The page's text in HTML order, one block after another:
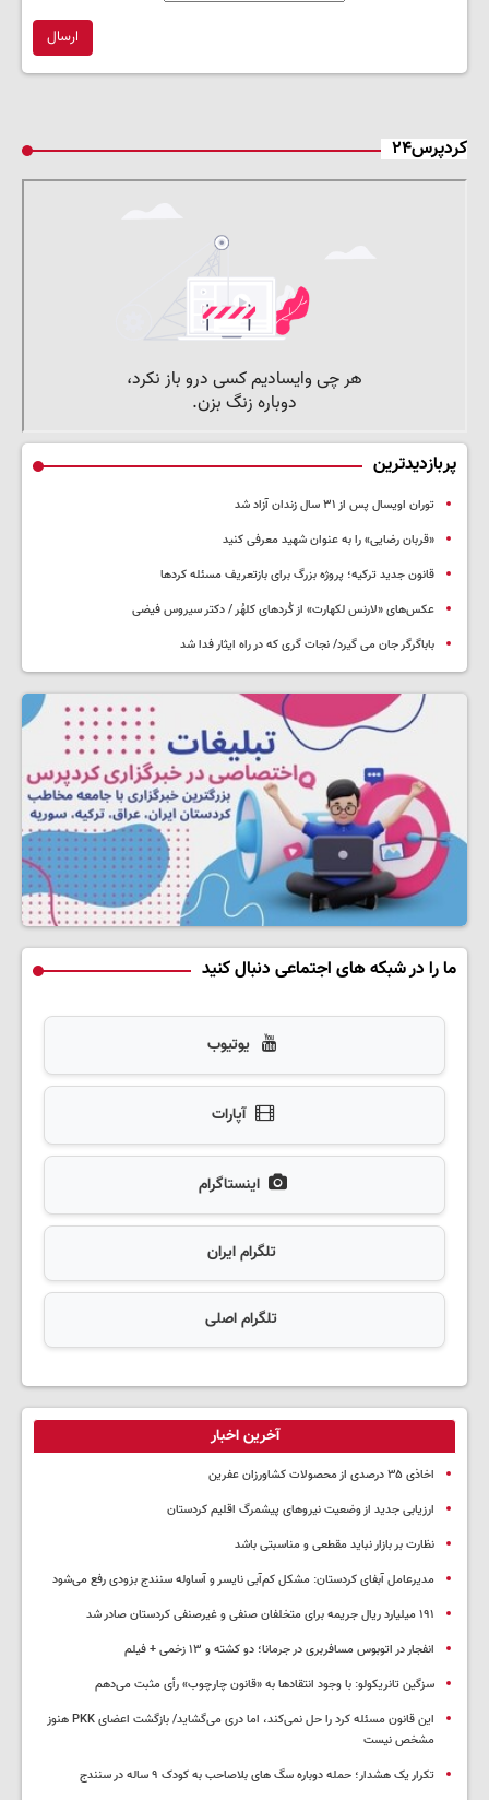
ارسال
کردپرس۲۴
پربازدیدترین
توران اویسال پس از ۳۱ سال زندان آزاد شد
«قربان رضایی» را به عنوان شهید معرفی کنید
قانون جدید ترکیه؛ پروژه بزرگ‌ برای بازتعریف مسئله کردها
عکس‌های «لارنس لکهارت» از کُردهای کلهُر / دکتر سیروس فیضی
باباگرگر جان می گیرد/ نجات گری که در راه ایثار فدا شد
ما را در شبکه های اجتماعی دنبال کنید
یوتیوب
آپارات
اینستاگرام
تلگرام ایران
تلگرام اصلی
آخرین اخبار
اخاذی ۳۵ درصدی از محصولات کشاورزان عفرین
ارزیابی جدید از وضعیت نیروهای پیشمرگ اقلیم کردستان
نظارت بر بازار نباید مقطعی و مناسبتی باشد
مدیرعامل آبفای کردستان: مشکل کم‌آبی نایسر و آساوله سنندج بزودی رفع می‌شود
۱۹۱ میلیارد ریال جریمه برای متخلفان صنفی و غیرصنفی کردستان صادر شد
انفجار در اتوبوس مسافربری در جرمانا؛ دو کشته و ۱۳ زخمی + فیلم
سزگین تانریکولو: با وجود انتقادها به «قانون چارچوب» رأی مثبت می‌دهم
این قانون مسئله کرد را حل نمی‌کند، اما دری می‌گشاید/ بازگشت اعضای PKK هنوز
مشخص نیست
تکرار یک هشدار؛ حمله دوباره سگ های بلاصاحب به کودک ۹ ساله در سنندج